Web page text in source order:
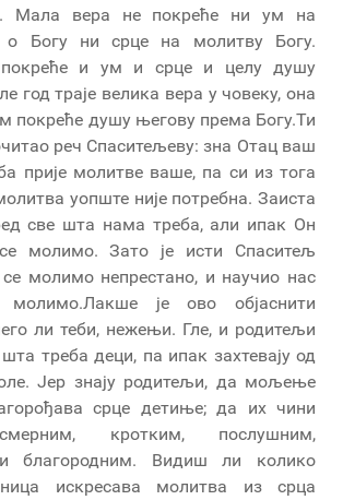
Мала вера не покреће ни ум на
Богу ни срце на молитву Богу.
и ум и срце и целу душу
год траје велика вера у човеку, она
покреће душу његову према Богу.Ти
реч Спаситељеву: зна Отац ваш
прије молитве ваше, па си из тога
уопште није потребна. Заиста
све шта нама треба, али ипак Он
молимо. Зато је исти Спаситељ
молимо непрестано, и научио нас
је ово објаснити
ли теби, нежењи. Гле, и родитељи
треба деци, па ипак захтевају од
Јер знају родитељи, да мољење
срце детиње; да их чини
кротким, послушним,
благородним. Видиш ли колико
искресава молитва из срца